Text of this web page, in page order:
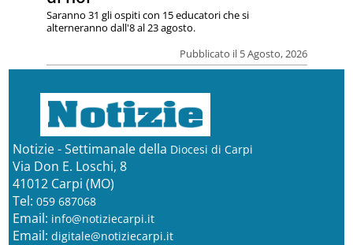
Pubblicato il 5 Agosto, 2026
Saranno 31 gli ospiti con 15 educatori che si
alterneranno dall'8 al 23 agosto.
Notizie - Settimanale della Diocesi di Carpi
Via Don E. Loschi, 8
41012 Carpi (MO)
Tel: 059 687068
Email: info@notiziecarpi.it
Email: digitale@notiziecarpi.it